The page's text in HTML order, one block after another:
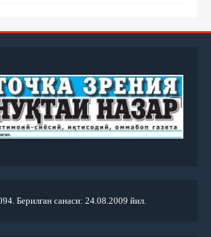
Берилган санаси: 24.08.2009 йил.